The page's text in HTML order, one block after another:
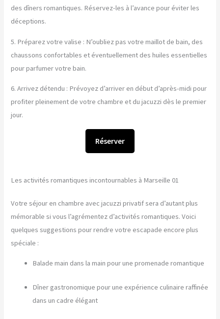
des dîners romantiques. Réservez-les à l’avance pour éviter les
déceptions.
5. Préparez votre valise : N’oubliez pas votre maillot de bain, des
chaussons confortables et éventuellement des huiles essentielles
pour parfumer votre bain.
6. Arrivez détendu : Prévoyez d’arriver en début d’après-midi pour
profiter pleinement de votre chambre et du jacuzzi dès le premier
jour.
Réserver
Les activités romantiques incontournables à Marseille 01
Votre séjour en chambre avec jacuzzi privatif sera d’autant plus
mémorable si vous l’agrémentez d’activités romantiques. Voici
quelques suggestions pour rendre votre escapade encore plus
spéciale :
Balade main dans la main pour une promenade romantique
Dîner gastronomique pour une expérience culinaire raffinée
dans un cadre élégant